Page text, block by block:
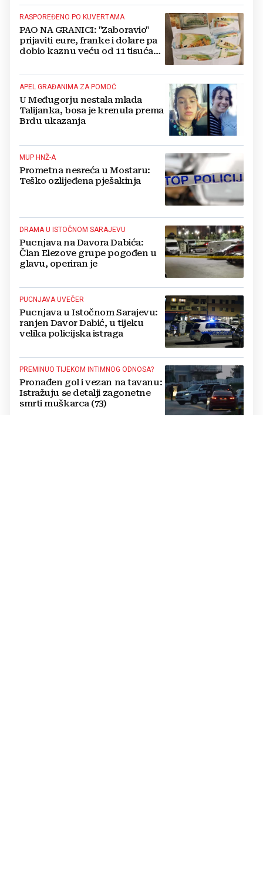
RASPOREĐENO PO KUVERTAMA
PAO NA GRANICI: "Zaboravio"
prijaviti eure, franke i dolare pa
dobio kaznu veću od 11 tisuća
APEL GRAĐANIMA ZA POMOĆ
U Međugorju nestala mlada
Talijanka, bosa je krenula prema
Brdu ukazanja
MUP HNŽ-A
Prometna nesreća u Mostaru:
Teško ozlijeđena pješakinja
DRAMA U ISTOČNOM SARAJEVU
Pucnjava na Davora Dabića:
Član Elezove grupe pogođen u
glavu, operiran je
PUCNJAVA UVEČER
Pucnjava u Istočnom Sarajevu:
ranjen Davor Dabić, u tijeku
velika policijska istraga
PREMINUO TIJEKOM INTIMNOG ODNOSA?
Pronađen gol i vezan na tavanu:
Istražuju se detalji zagonetne
smrti muškarca (73)